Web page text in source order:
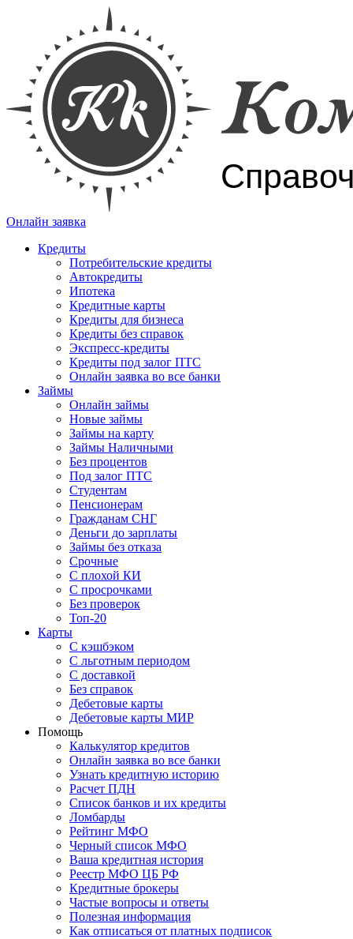
Онлайн заявка
Кредиты
Потребительские кредиты
Автокредиты
Ипотека
Кредитные карты
Кредиты для бизнеса
Кредиты без справок
Экспресс-кредиты
Кредиты под залог ПТС
Онлайн заявка во все банки
Займы
Онлайн займы
Новые займы
Займы на карту
Займы Наличными
Без процентов
Под залог ПТС
Студентам
Пенсионерам
Гражданам СНГ
Деньги до зарплаты
Займы без отказа
Срочные
С плохой КИ
С просрочками
Без проверок
Топ-20
Карты
С кэшбэком
С льготным периодом
С доставкой
Без справок
Дебетовые карты
Дебетовые карты МИР
Помощь
Калькулятор кредитов
Онлайн заявка во все банки
Узнать кредитную историю
Расчет ПДН
Список банков и их кредиты
Ломбарды
Рейтинг МФО
Черный список МФО
Ваша кредитная история
Реестр МФО ЦБ РФ
Кредитные брокеры
Частые вопросы и ответы
Полезная информация
Как отписаться от платных подписок